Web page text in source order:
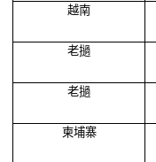
越南
老撾
老撾
柬埔寨